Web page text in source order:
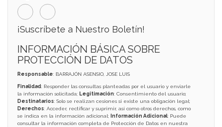
¡Suscríbete a Nuestro Boletín!
INFORMACIÓN BÁSICA SOBRE
PROTECCIÓN DE DATOS
Responsable: BARRAJÓN ASENSIO, JOSE LUIS
Finalidad: Responder las consultas planteadas por el usuario y enviarle
la información solicitada; Legitimación: Consentimiento del usuario;
Destinatarios: Solo se realizan cesiones si existe una obligación legal;
Derechos: Acceder, rectificar y suprimir, así como otros derechos, como
se indica en la información adicional;
Información Adicional: Puede
consultar la información completa de Protección de Datos en nuestra